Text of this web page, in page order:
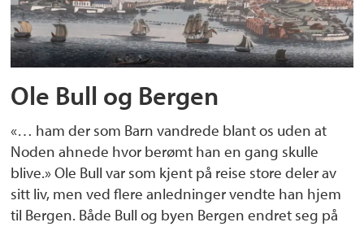
Ole Bull og Bergen
«… ham der som Barn vandrede blant os uden at
Noden ahnede hvor berømt han en gang skulle
blive.» Ole Bull var som kjent på reise store deler av
sitt liv, men ved flere anledninger vendte han hjem
til Bergen. Både Bull og byen Bergen endret seg på